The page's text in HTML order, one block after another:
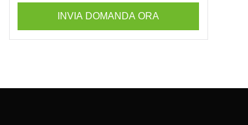
INVIA DOMANDA ORA